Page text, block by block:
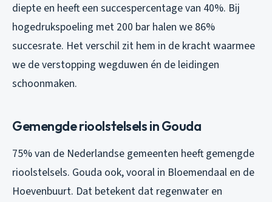
diepte en heeft een succespercentage van 40%. Bij
hogedrukspoeling met 200 bar halen we 86%
succesrate. Het verschil zit hem in de kracht waarmee
we de verstopping wegduwen én de leidingen
schoonmaken.
Gemengde rioolstelsels in Gouda
75% van de Nederlandse gemeenten heeft gemengde
rioolstelsels. Gouda ook, vooral in Bloemendaal en de
Hoevenbuurt. Dat betekent dat regenwater en